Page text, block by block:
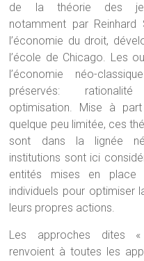
de la théorie des
notamment par Reinhard
l’économie du droit,
l’école de Chicago. Les
l’économie néo-
préservés:
optimisation. Mise à
quelque peu limitée, ces
sont dans la lignée
institutions sont ici
entités mises en place
individuels pour optimiser
leurs propres actions.
Les approches dites
renvoient à toutes les